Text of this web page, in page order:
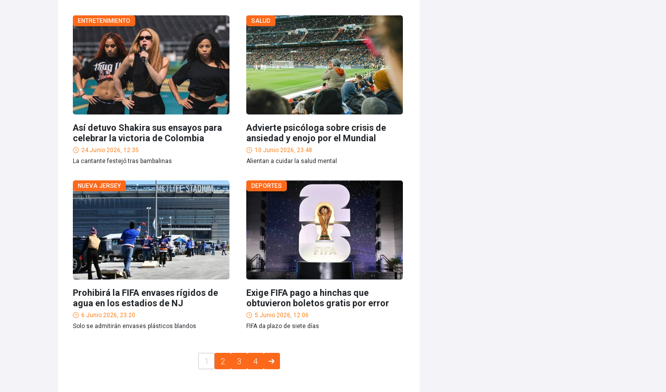
ENTRETENIMIENTO
Así detuvo Shakira sus ensayos para
celebrar la victoria de Colombia
24 Junio 2026, 12:35
La cantante festejó tras bambalinas
SALUD
Advierte psicóloga sobre crisis de
ansiedad y enojo por el Mundial
10 Junio 2026, 23:48
Alientan a cuidar la salud mental
NUEVA JERSEY
Prohibirá la FIFA envases rígidos de
agua en los estadios de NJ
6 Junio 2026, 23:20
Solo se admitirán envases plásticos blandos
DEPORTES
Exige FIFA pago a hinchas que
obtuvieron boletos gratis por error
5 Junio 2026, 12:06
FIFA da plazo de siete días
1 2 3 4